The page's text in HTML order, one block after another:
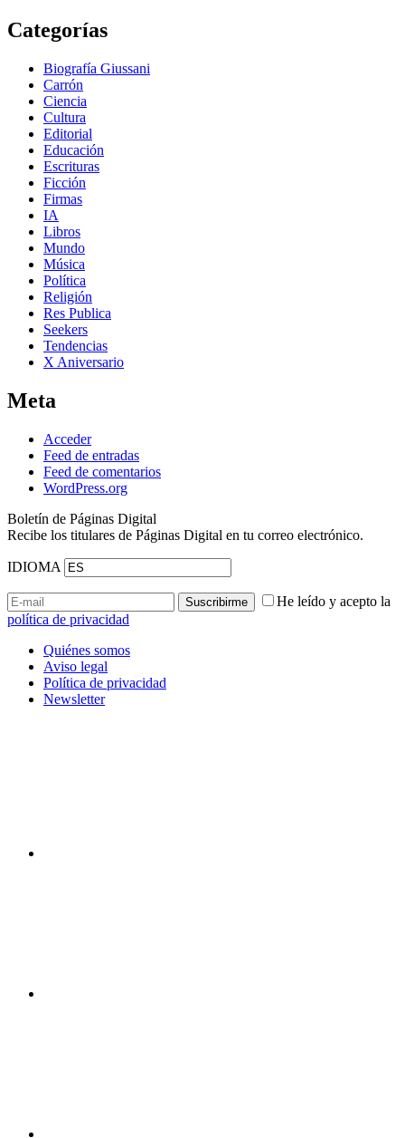
Categorías
Biografía Giussani
Carrón
Ciencia
Cultura
Editorial
Educación
Escrituras
Ficción
Firmas
IA
Libros
Mundo
Música
Política
Religión
Res Publica
Seekers
Tendencias
X Aniversario
Meta
Acceder
Feed de entradas
Feed de comentarios
WordPress.org
Boletín de Páginas Digital
Recibe los titulares de Páginas Digital en tu correo electrónico.
IDIOMA
He leído y acepto la
política de privacidad
Quiénes somos
Aviso legal
Política de privacidad
Newsletter